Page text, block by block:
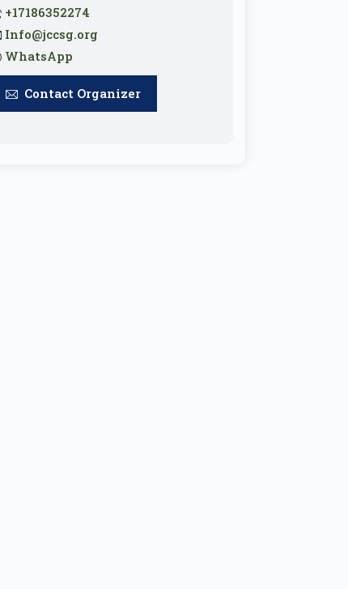
+17186352274
Info@jccsg.org
WhatsApp
Contact Organizer